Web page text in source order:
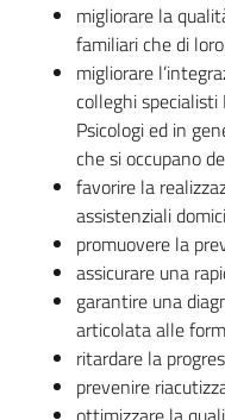
migliorare la
familiari che di
migliorare
colleghi specialisti
Psicologi ed in
che si occupano
favorire la
assistenziali
promuovere la
assicurare una
garantire una
articolata alle
ritardare la
prevenire